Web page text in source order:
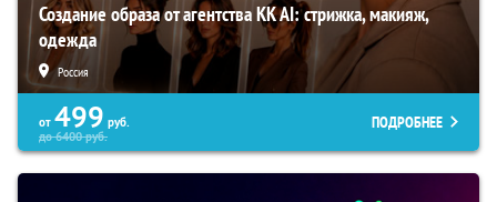
Создание образа от агентства KK AI: стрижка, макияж,
одежда
Россия
от 499 руб.
до6400руб.
ПОДРОБНЕЕ